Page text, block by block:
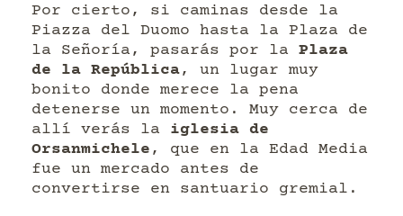
Por cierto, si caminas desde la
Piazza del Duomo hasta la Plaza de
la Señoría, pasarás por la Plaza
de la República, un lugar muy
bonito donde merece la pena
detenerse un momento. Muy cerca de
allí verás la iglesia de
Orsanmichele , que en la Edad Media
fue un mercado antes de
convertirse en santuario gremial.